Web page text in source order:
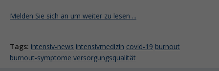
Melden Sie sich an um weiter zu lesen ...
Tags: intensiv-news intensivmedizin covid-19 burnout
burnout-symptome versorgungsqualität